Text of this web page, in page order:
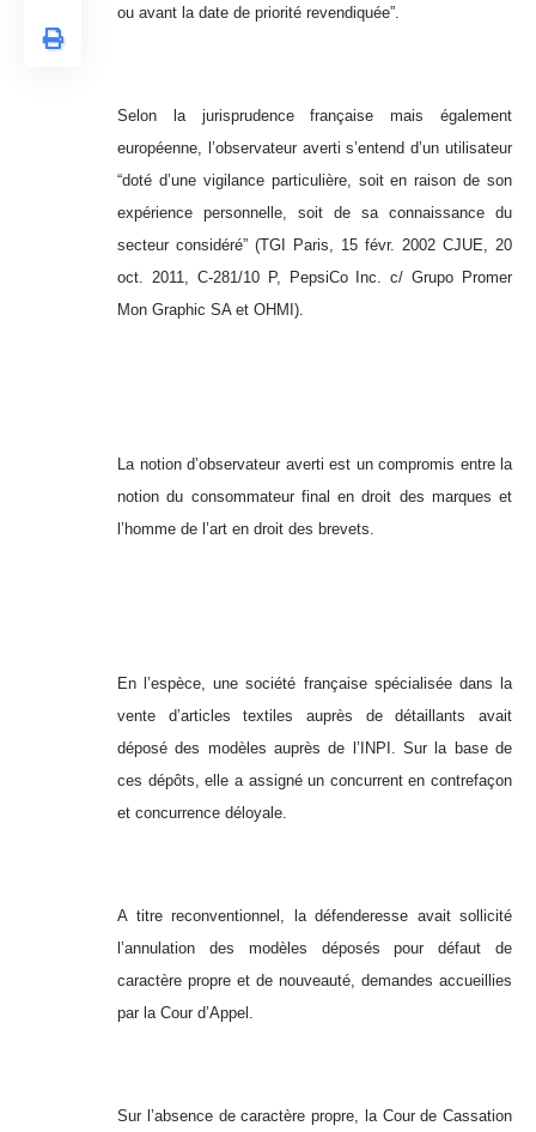
ou avant la date de priorité revendiquée”.
Selon la jurisprudence française mais également
européenne, l’observateur averti s’entend d’un utilisateur
“doté d’une vigilance particulière, soit en raison de son
expérience personnelle, soit de sa connaissance du
secteur considéré” (TGI Paris, 15 févr. 2002 CJUE, 20
oct. 2011, C-281/10 P, PepsiCo Inc. c/ Grupo Promer
Mon Graphic SA et OHMI).
La notion d’observateur averti est un compromis entre la
notion du consommateur final en droit des marques et
l’homme de l’art en droit des brevets.
En l’espèce, une société française spécialisée dans la
vente d’articles textiles auprès de détaillants avait
déposé des modèles auprès de l’INPI. Sur la base de
ces dépôts, elle a assigné un concurrent en contrefaçon
et concurrence déloyale.
A titre reconventionnel, la défenderesse avait sollicité
l’annulation des modèles déposés pour défaut de
caractère propre et de nouveauté, demandes accueillies
par la Cour d’Appel.
Sur l’absence de caractère propre, la Cour de Cassation